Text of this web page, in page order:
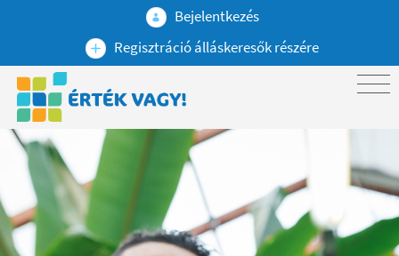
Bejelentkezés
Regisztráció álláskeresők részére